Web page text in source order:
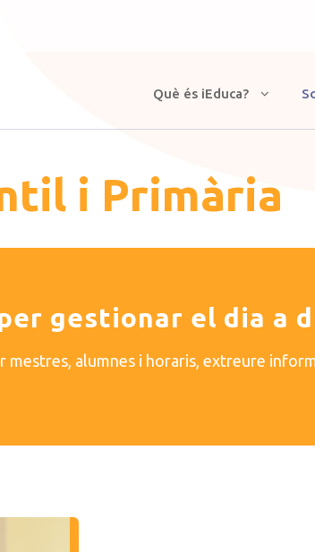
Què és iEduca?
i Primària
gestionar el dia a
alumnes i horaris, extreure